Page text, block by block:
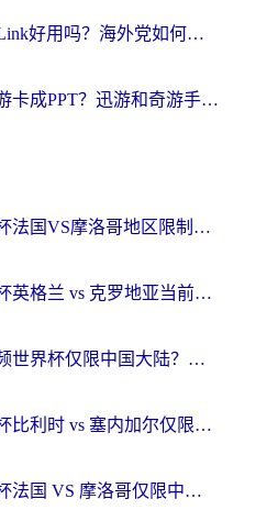
ChickCN和GoLink好用吗？海外党如何选对回国加速器
海外玩国内手游卡成PPT？迅游和奇游手游哪个好？一篇讲透回国加速器怎么选
在国外看世界杯法国VS摩洛哥地区限制？这篇指南让你流畅看中文解说无压力
在国外看世界杯英格兰 vs 克罗地亚当前地区不可播放？这篇指南帮你搞定所有海外观赛难题
在海外看央视频世界杯仅限中国大陆？这篇指南帮你解锁中文解说+无卡顿直播
在海外看世界杯比利时 vs 塞内加尔仅限中国大陆？我找到了最流畅的中文解说之路
在国外看世界杯法国 VS 摩洛哥仅限中国大陆？海外党这样看中文解说赛事不卡顿